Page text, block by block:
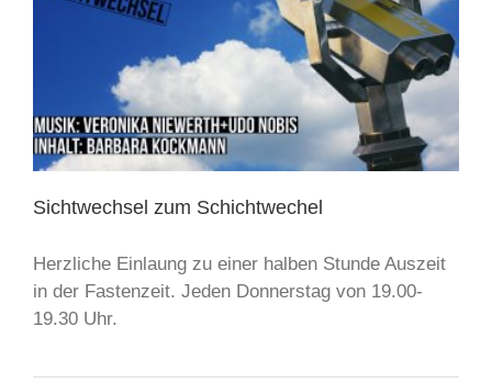
Sichtwechsel zum Schichtwechel
Herzliche Einlaung zu einer halben Stunde Auszeit
in der Fastenzeit. Jeden Donnerstag von 19.00-
19.30 Uhr.